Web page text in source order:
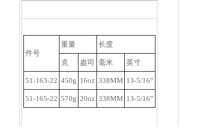
件号
重量 长度
克 盎司 毫米 英寸
51-163-22 450g 16oz 338MM 13-5/16”
51-165-22 570g 20oz 338MM 13-5/16”